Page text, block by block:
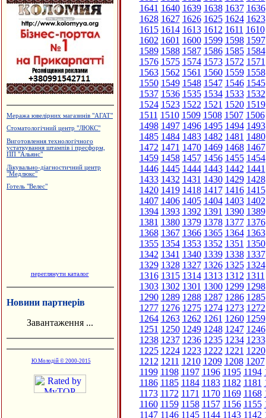
Меража ювелірних магазинів "АГАТ"
Стоматологічний центр "ЛЮКС"
Виготовлення технологічного
устаткування штампів і пресформ,
ПП "Альянс"
Лікувально-діагностичний центр
"Медлюкс"
Готель "Велес"
переглянути каталог
Новини партнерів
Завантаження ...
Ю.Молодій © 2000-2015
1641 1640 1639 1638 1637 1636
1628 1627 1626 1625 1624 1623
1615 1614 1613 1612 1611 1610
1602 1601 1600 1599 1598 1597
1589 1588 1587 1586 1585 1584
1576 1575 1574 1573 1572 1571
1563 1562 1561 1560 1559 1558
1550 1549 1548 1547 1546 1545
1537 1536 1535 1534 1533 1532
1524 1523 1522 1521 1520 1519
1511 1510 1509 1508 1507 1506
1498 1497 1496 1495 1494 1493
1485 1484 1483 1482 1481 1480
1472 1471 1470 1469 1468 1467
1459 1458 1457 1456 1455 1454
1446 1445 1444 1443 1442 1441
1433 1432 1431 1430 1429 1428
1420 1419 1418 1417 1416 1415
1407 1406 1405 1404 1403 1402
1394 1393 1392 1391 1390 1389
1381 1380 1379 1378 1377 1376
1368 1367 1366 1365 1364 1363
1355 1354 1353 1352 1351 1350
1342 1341 1340 1339 1338 1337
1329 1328 1327 1326 1325 1324
1316 1315 1314 1313 1312 1311
1303 1302 1301 1300 1299 1298
1290 1289 1288 1287 1286 1285
1277 1276 1275 1274 1273 1272
1264 1263 1262 1261 1260 1259
1251 1250 1249 1248 1247 1246
1238 1237 1236 1235 1234 1233
1225 1224 1223 1222 1221 1220
1212 1211 1210 1209 1208 1207
1199 1198 1197 1196 1195 1194
1186 1185 1184 1183 1182 1181
1173 1172 1171 1170 1169 1168
1160 1159 1158 1157 1156 1155
1147 1146 1145 1144 1143 1142